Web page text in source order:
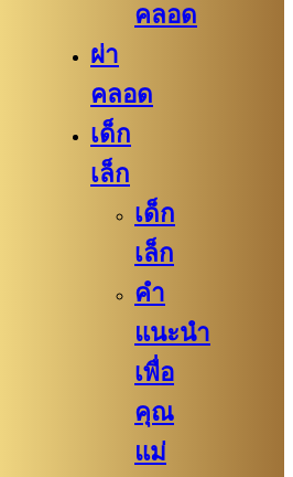
คลอด
ผ่า
คลอด
เด็ก
เล็ก
เด็ก
เล็ก
คำ
แนะนำ
เพื่อ
คุณ
แม่